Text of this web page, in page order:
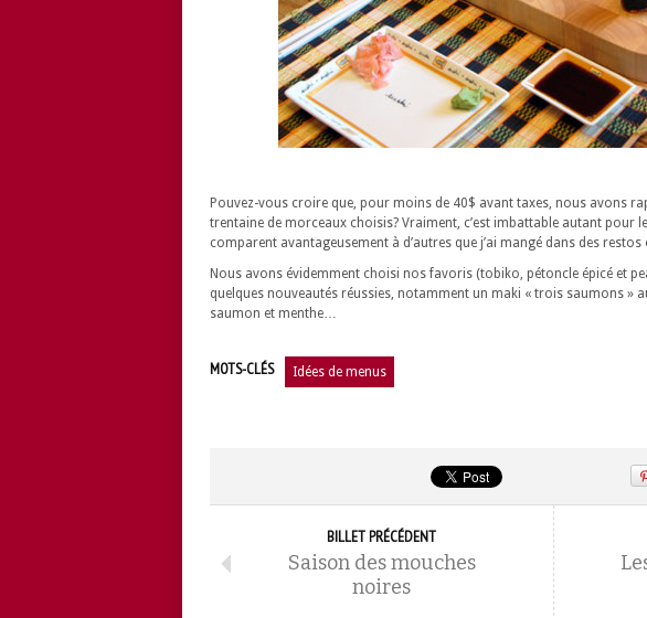
Pouvez-vous croire que, pour moins de 40$ avant taxes, nous avons
trentaine de morceaux choisis? Vraiment, c’est imbattable autant pour
comparent avantageusement à d’autres que j’ai mangé dans des
Nous avons évidemment choisi nos favoris (tobiko, pétoncle épicé et
quelques nouveautés réussies, notamment un maki « trois saumons »
saumon et menthe…
MOTS-CLÉS Idées de menus
BILLET PRÉCÉDENT
Saison des mouches
noires